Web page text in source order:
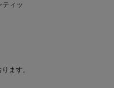
ィッ
ます。